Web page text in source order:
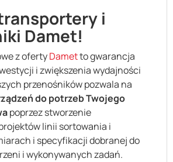
i
Damet!
z ofertyDametto gwarancja
i zwiększenia wydajności
przenośników pozwala na
do potrzeb Twojego
poprzez stworzenie
linii sortowania i
i specyfikacji dobranej do
i wykonywanych zadań.